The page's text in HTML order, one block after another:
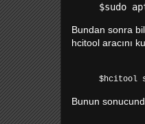
Bundan sonra
hcitool aracını
$hcitool
Bunun